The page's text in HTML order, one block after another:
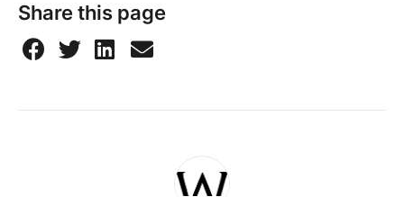
Share this page